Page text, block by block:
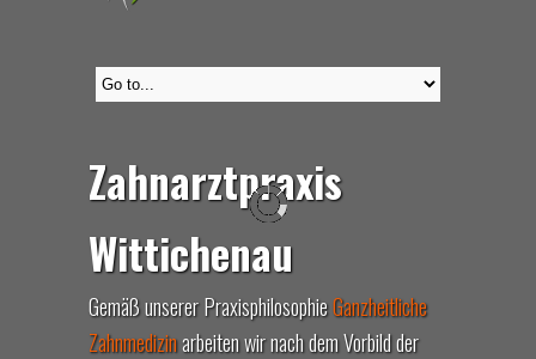
Zahnarztpraxis
Wittichenau
Gemäß unserer PraxisphilosophieGanzheitliche
Zahnmedizinarbeiten wir nach dem Vorbild der